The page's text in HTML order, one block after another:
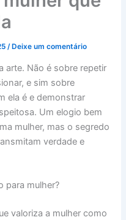
/Deixe um comentário
arte. Não é sobre repetir
e sim sobre
ela é e demonstrar
Um elogio bem
mulher, mas o segredo
verdade e
para mulher?
valoriza a mulher como